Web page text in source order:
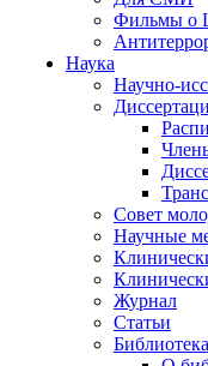
Фильмы о
Наука
Научно-
Совет
Научные
Журнал
Статьи
Библиотека